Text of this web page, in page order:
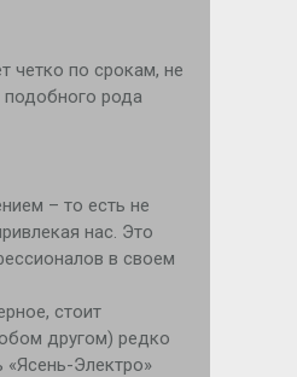
четко по срокам, не
подобного рода
– то есть не
нас. Это
в своем
стоит
другом) редко
Электро»